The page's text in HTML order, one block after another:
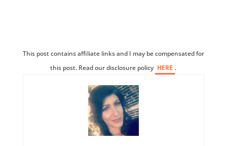
This post contains affiliate links and I may be compensated for
this post. Read our disclosure policy HERE .